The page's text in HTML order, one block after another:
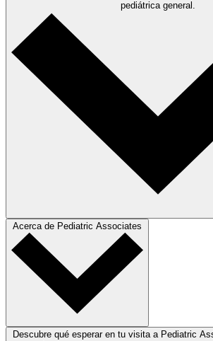
pediátrica general.
Acerca de Pediatric Associates
Descubre qué esperar en tu visita a Pediatric